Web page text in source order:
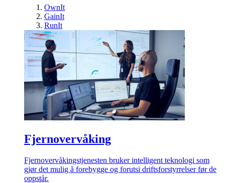
OwnIt
GainIt
RunIt
Fjernovervåking
Fjernovervåkingstjenesten bruker intelligent teknologi som
gjør det mulig å forebygge og forutsi driftsforstyrrelser før de
oppstår.